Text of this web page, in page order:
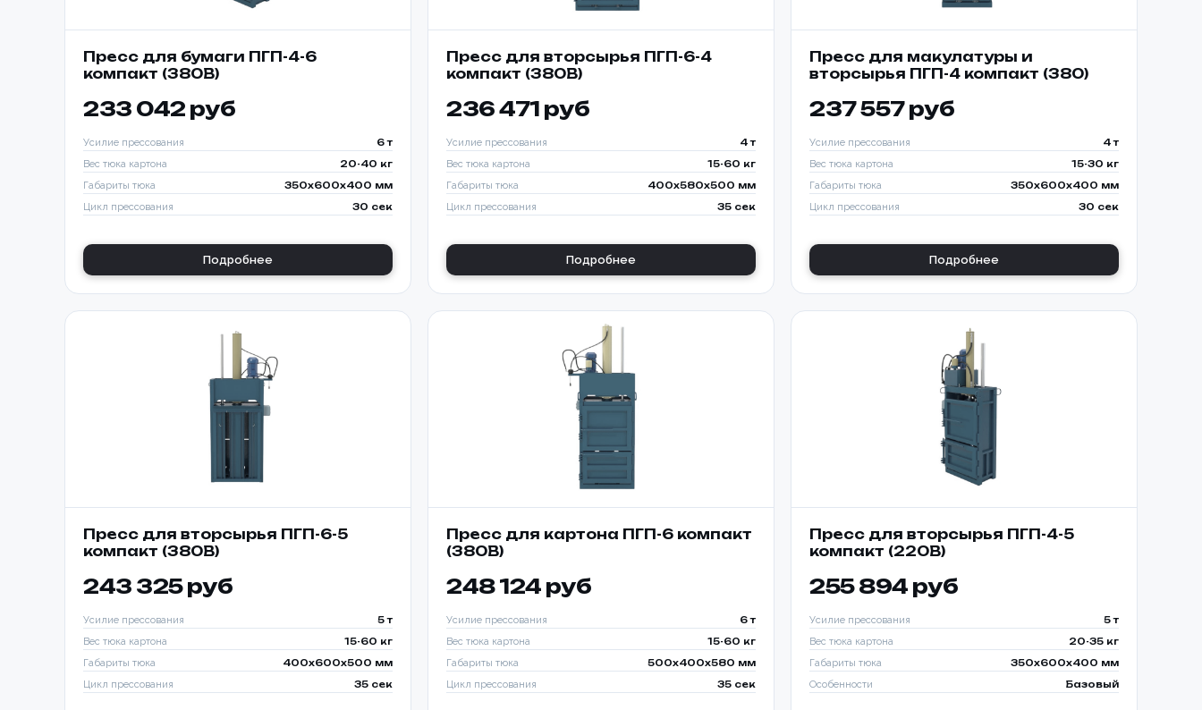
Пресс для бумаги ПГП-4-6
компакт (380В)
233 042 руб
Усилие прессования 6 т
Вес тюка картона 20-40 кг
Габариты тюка 350x600x400 мм
Цикл прессования 30 сек
Подробнее
Пресс для вторсырья ПГП-6-4
компакт (380В)
236 471 руб
Усилие прессования 4 т
Вес тюка картона 15-60 кг
Габариты тюка 400x580x500 мм
Цикл прессования 35 сек
Подробнее
Пресс для макулатуры и
вторсырья ПГП-4 компакт (380)
237 557 руб
Усилие прессования 4 т
Вес тюка картона 15-30 кг
Габариты тюка 350x600x400 мм
Цикл прессования 30 сек
Подробнее
Пресс для вторсырья ПГП-6-5
компакт (380В)
243 325 руб
Усилие прессования 5 т
Вес тюка картона 15-60 кг
Габариты тюка 400x600x500 мм
Цикл прессования 35 сек
Пресс для картона ПГП-6 компакт
(380В)
248 124 руб
Усилие прессования 6 т
Вес тюка картона 15-60 кг
Габариты тюка 500x400x580 мм
Цикл прессования 35 сек
Пресс для вторсырья ПГП-4-5
компакт (220В)
255 894 руб
Усилие прессования 5 т
Вес тюка картона 20-35 кг
Габариты тюка 350x600x400 мм
Особенности Базовый
Ваше имя *
Телефон *
Ваше имя *
Телефон *
ОПТИМИЗАЦИЯ
УПАКОВКИ С